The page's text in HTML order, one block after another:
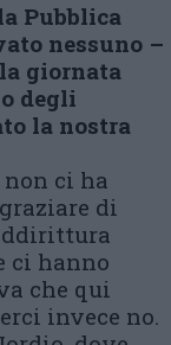
Pubblica
nessuno –
giornata
degli
la nostra
ci ha
di
ci hanno
che qui
invece no.